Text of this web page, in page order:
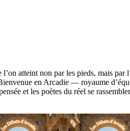
atteint non par les pieds, mais par
en Arcadie — royaume
et les poètes du réel se